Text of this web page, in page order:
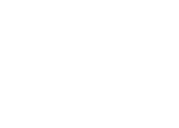
ンバーズにご登録され
することをご了承くだ
を及ぼさない年数を意